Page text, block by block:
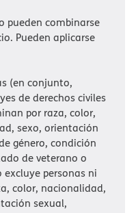
pueden combinarse
Pueden aplicarse
(en conjunto,
de derechos civiles
por raza, color,
sexo, orientación
género, condición
de veterano o
personas ni
color, nacionalidad,
sexual,